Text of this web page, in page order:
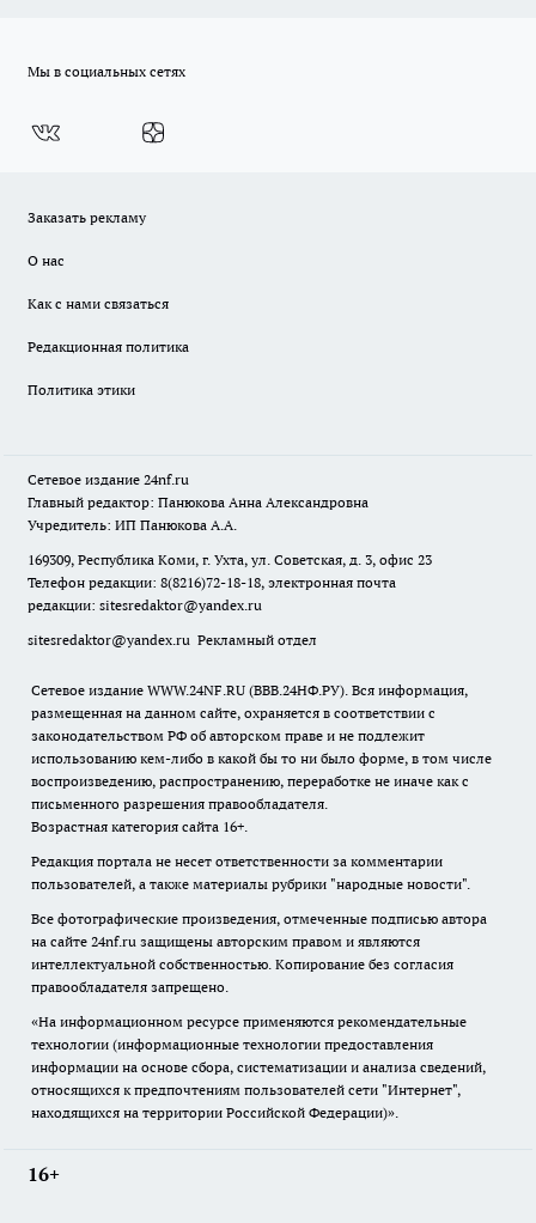
Мы в социальных сетях
Заказать рекламу
О нас
Как с нами связаться
Редакционная политика
Политика этики
Сетевое издание 24nf.ru
Главный редактор: Панюкова Анна Александровна
Учредитель: ИП Панюкова А.А.
169309, Республика Коми, г. Ухта, ул. Советская, д. 3, офис 23
Телефон редакции: 8(8216)72-18-18, электронная почта
редакции: sitesredaktor@yandex.ru
sitesredaktor@yandex.ru Рекламный отдел
Сетевое издание WWW.24NF.RU (ВВВ.24НФ.РУ). Вся информация,
размещенная на данном сайте, охраняется в соответствии с
законодательством РФ об авторском праве и не подлежит
использованию кем-либо в какой бы то ни было форме, в том числе
воспроизведению, распространению, переработке не иначе как с
письменного разрешения правообладателя.
Возрастная категория сайта 16+.
Редакция портала не несет ответственности за комментарии
пользователей, а также материалы рубрики "народные новости".
Все фотографические произведения, отмеченные подписью автора
на сайте 24nf.ru защищены авторским правом и являются
интеллектуальной собственностью. Копирование без согласия
правообладателя запрещено.
«На информационном ресурсе применяются рекомендательные
технологии (информационные технологии предоставления
информации на основе сбора, систематизации и анализа сведений,
относящихся к предпочтениям пользователей сети "Интернет",
находящихся на территории Российской Федерации)».
16+